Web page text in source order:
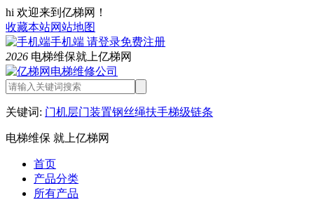
hi 欢迎来到亿梯网！
收藏本站网站地图
手机端 请登录免费注册
2026 电梯维保就上亿梯网
关键词: 门机层门装置钢丝绳扶手梯级链条
电梯维保 就上亿梯网
首页
产品分类
所有产品